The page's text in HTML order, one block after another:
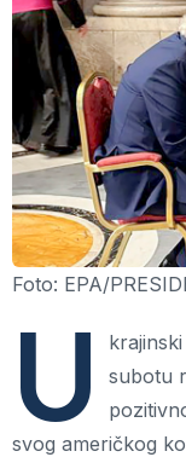
Foto: EPA/
U
subotu
svog američkog